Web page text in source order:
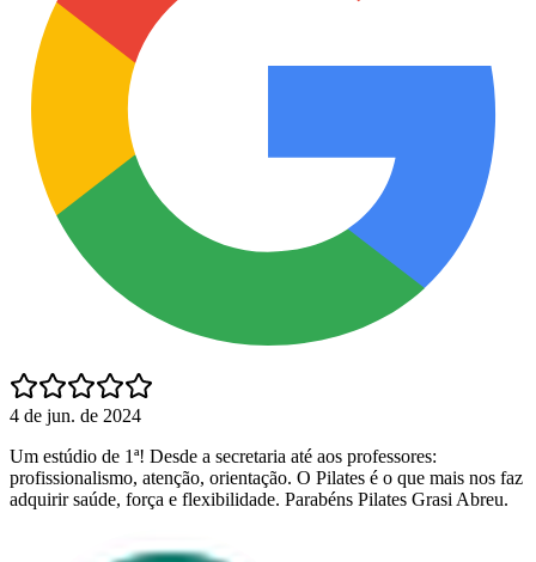
4 de jun. de 2024
Um estúdio de 1ª! Desde a secretaria até aos professores:
profissionalismo, atenção, orientação. O Pilates é o que mais nos faz
adquirir saúde, força e flexibilidade. Parabéns Pilates Grasi Abreu.